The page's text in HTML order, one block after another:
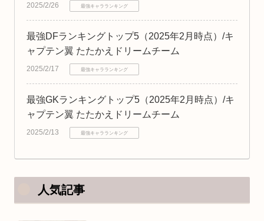
2025/2/26 最強キャラランキング
最強DFランキングトップ5（2025年2月時点）/キ
ャプテン翼 たたかえドリームチーム
2025/2/17 最強キャラランキング
最強GKランキングトップ5（2025年2月時点）/キ
ャプテン翼 たたかえドリームチーム
2025/2/13 最強キャラランキング
人気記事